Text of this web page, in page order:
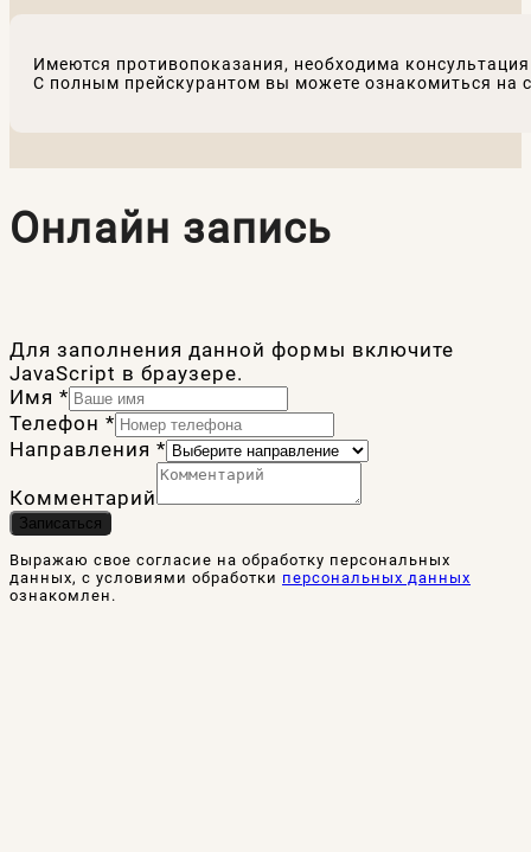
Имеются противопоказания, необходима
С полным прейскурантом вы можете ознакомиться на
Онлайн запись
Для заполнения данной формы включите
JavaScript в браузере.
Имя *
Телефон *
Направления *
Комментарий
Записаться
Выражаю свое согласие на обработку персональных
данных, с условиями обработки персональных данных
ознакомлен.